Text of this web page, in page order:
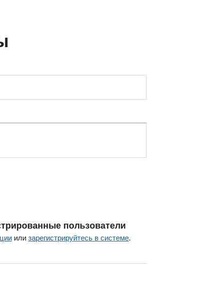
пользователи
или зарегистрируйтесь в системе.